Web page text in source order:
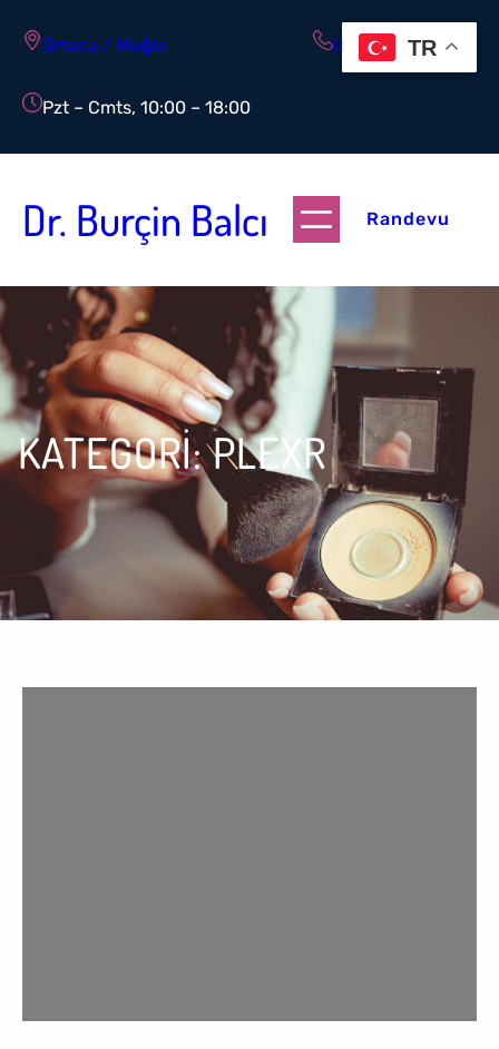
geç
Ortaca / Muğla (0543) 585 70 93
Pzt – Cmts, 10:00 – 18:00
Dr. Burçin Balcı Randevu
KATEGORI:PLEXR
TR